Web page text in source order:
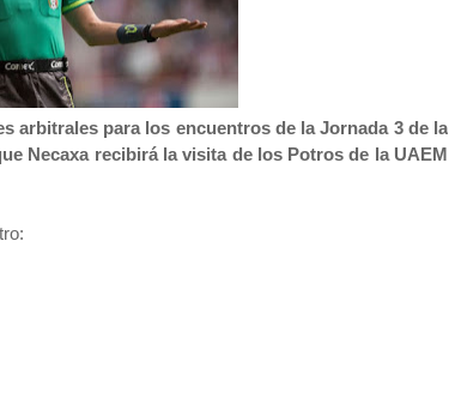
arbitrales para los encuentros de la Jornada 3 de la
Necaxa recibirá la visita de los Potros de la UAEM